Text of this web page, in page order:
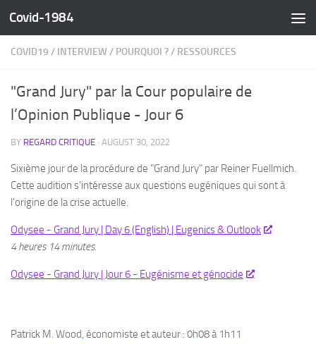
Skip to content
Covid-1984
COVID19 / INTERVIEW/ POURQUOI ?/ RESSOURCES
"Grand Jury" par la Cour populaire de
l’Opinion Publique - Jour 6
BY REGARD CRITIQUE · AUGUST 30, 2022
Sixième jour de la procédure de "Grand Jury" par Reiner Fuellmich.
Cette audition s'intéresse aux questions eugéniques qui sont à
l'origine de la crise actuelle.
Odysee - Grand Jury | Day 6 (English) | Eugenics & Outlook
4 heures 14 minutes.
Odysee - Grand Jury | Jour 6 - Eugénisme et génocide
Patrick M. Wood, économiste et auteur : 0h08 à 1h11